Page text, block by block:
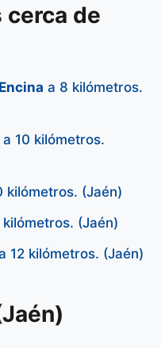
cerca de
a 8 kilómetros.
a 10 kilómetros.
kilómetros. (Jaén)
kilómetros. (Jaén)
12 kilómetros. (Jaén)